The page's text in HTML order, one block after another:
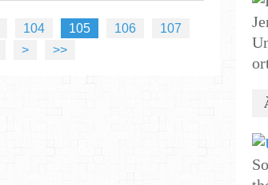
104 105 106
107
120
130
140
150
160
170
180
190
200
> >>